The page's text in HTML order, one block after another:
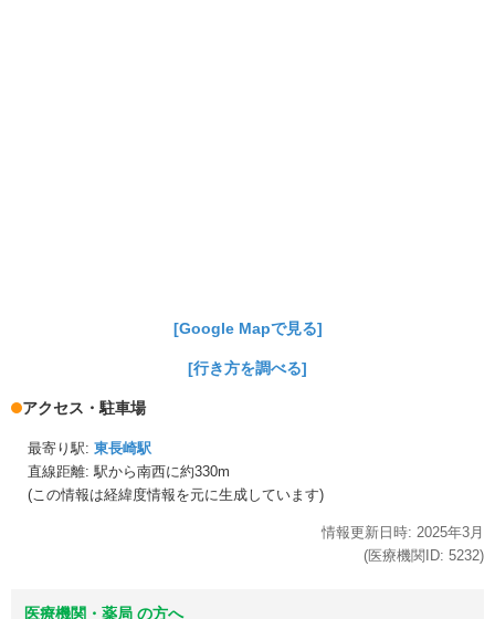
[Google Mapで見る]
[行き方を調べる]
アクセス・駐車場
最寄り駅: 東長崎駅
直線距離: 駅から南西に約330m
(この情報は経緯度情報を元に生成しています)
情報更新日時: 2025年3月
(医療機関ID: 5232)
医療機関・薬局 の方へ